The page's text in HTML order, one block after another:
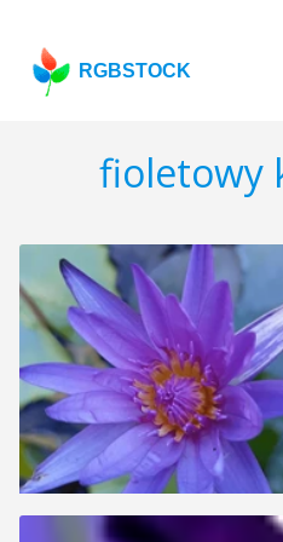
RGBSTOCK
fioletowy